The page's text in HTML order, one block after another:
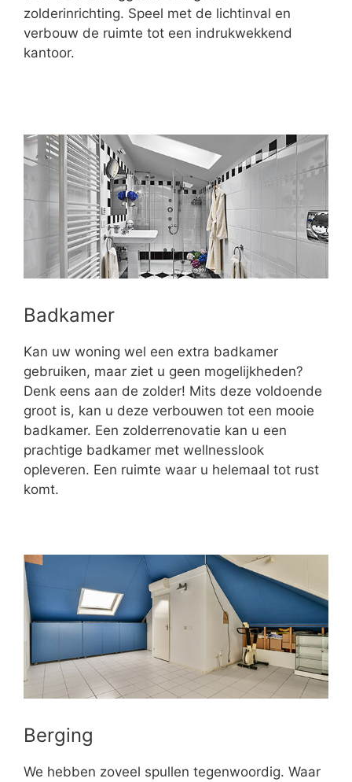
zolderinrichting. Speel met de lichtinval en
verbouw de ruimte tot een indrukwekkend
kantoor.
Badkamer
Kan uw woning wel een extra badkamer
gebruiken, maar ziet u geen mogelijkheden?
Denk eens aan de zolder! Mits deze voldoende
groot is, kan u deze verbouwen tot een mooie
badkamer. Een zolderrenovatie kan u een
prachtige badkamer met wellnesslook
opleveren. Een ruimte waar u helemaal tot rust
komt.
Berging
We hebben zoveel spullen tegenwoordig. Waar